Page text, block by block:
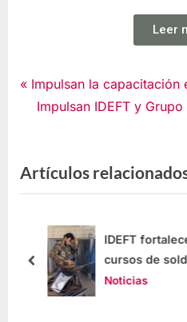
Leer
Noticias
Impulsan la capacitación
Impulsan IDEFT y
Artículos
IDEFT
cursos de
Noticias